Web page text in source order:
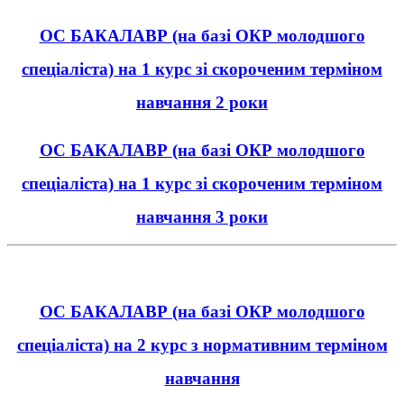
ОС БАКАЛАВР (на базі ОКР молодшого
спеціаліста) на 1 курс зі скороченим терміном
навчання 2 роки
ОС БАКАЛАВР (на базі ОКР молодшого
спеціаліста) на 1 курс зі скороченим терміном
навчання 3 роки
ОС БАКАЛАВР (на базі ОКР молодшого
спеціаліста) на 2 курс з нормативним терміном
навчання